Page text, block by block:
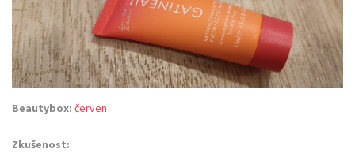
Beautybox: červen
Zkušenost: